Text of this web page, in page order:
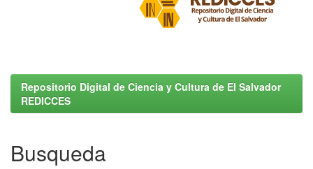
Repositorio Digital de Ciencia y Cultura de El Salvador
REDICCES
Busqueda